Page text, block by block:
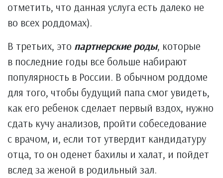
отметить, что данная услуга есть далеко не
во всех роддомах).
В третьих, это партнерские роды, которые
в последние годы все больше набирают
популярность в России. В обычном роддоме
для того, чтобы будущий папа смог увидеть,
как его ребенок сделает первый вздох, нужно
сдать кучу анализов, пройти собеседование
с врачом, и, если тот утвердит кандидатуру
отца, то он оденет бахилы и халат, и пойдет
вслед за женой в родильный зал.